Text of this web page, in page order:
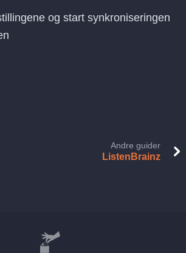
og start synkroniseringen
Andre guider
ListenBrainz